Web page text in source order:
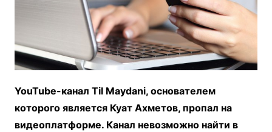
YouTube-канал Til Maydani, основателем
которого является Куат Ахметов, пропал на
видеоплатформе. Канал невозможно найти в